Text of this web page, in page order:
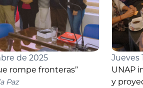
de 2025
rompe fronteras”
Paz
Jueves
UNAP
y